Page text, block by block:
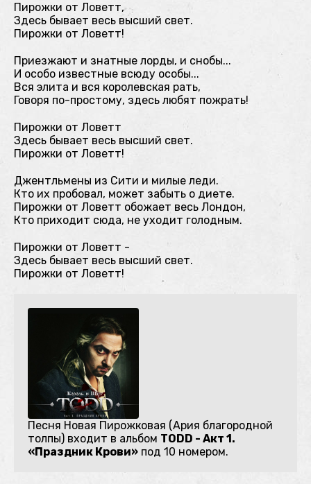
Пирожки от Ловетт,
Здесь бывает весь высший свет.
Пирожки от Ловетт!
Приезжают и знатные лорды, и снобы...
И особо известные всюду особы...
Вся элита и вся королевская рать,
Говоря по-простому, здесь любят пожрать!
Пирожки от Ловетт
Здесь бывает весь высший свет.
Пирожки от Ловетт!
Джентльмены из Сити и милые леди.
Кто их пробовал, может забыть о диете.
Пирожки от Ловетт обожает весь Лондон,
Кто приходит сюда, не уходит голодным.
Пирожки от Ловетт -
Здесь бывает весь высший свет.
Пирожки от Ловетт!
Песня Новая Пирожковая (Ария благородной
толпы) входит в альбом TODD - Акт 1.
«Праздник Крови» под 10 номером.